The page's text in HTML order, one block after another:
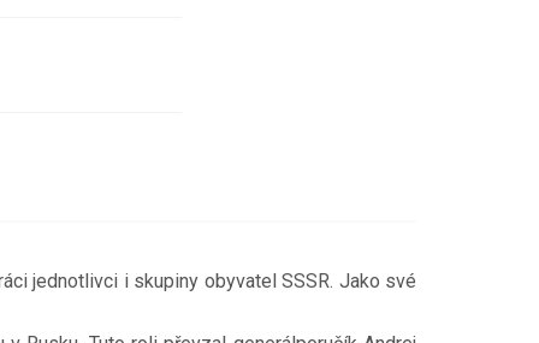
jednotlivci i skupiny obyvatel SSSR. Jako své